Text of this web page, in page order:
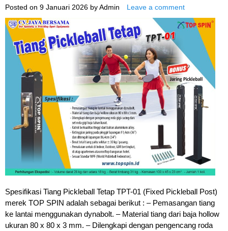
Posted on 9 Januari 2026 by Admin Leave a comment
Spesifikasi Tiang Pickleball Tetap TPT-01 (Fixed Pickleball Post)
merek TOP SPIN adalah sebagai berikut : – Pemasangan tiang
ke lantai menggunakan dynabolt. – Material tiang dari baja hollow
ukuran 80 x 80 x 3 mm. – Dilengkapi dengan pengencang roda